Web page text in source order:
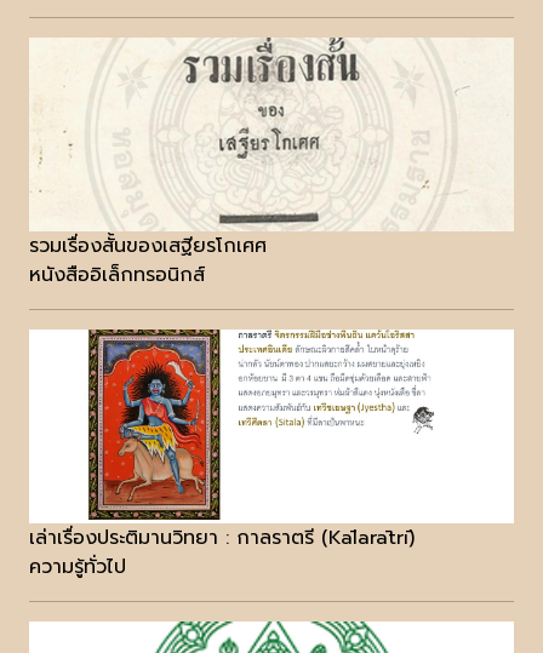
รวมเรื่องสั้นของเสฐียรโกเศศ
หนังสืออิเล็กทรอนิกส์
เล่าเรื่องประติมานวิทยา : กาลราตรี (Kālarātrī)
ความรู้ทั่วไป